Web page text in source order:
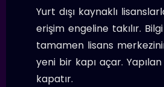
Yurt dışı kaynaklı
erişim engeline takılır.
tamamen lisans
yeni bir kapı açar.
kapatır.